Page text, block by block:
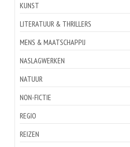
KUNST
LITERATUUR & THRILLERS
MENS & MAATSCHAPPIJ
NASLAGWERKEN
NATUUR
NON-FICTIE
REGIO
REIZEN